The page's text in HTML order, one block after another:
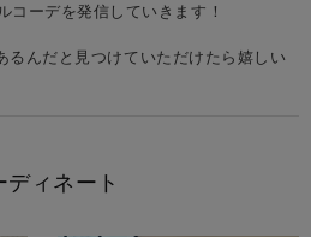
コーデを発信していきます！
るんだと見つけていただけたら嬉しい
ディネート